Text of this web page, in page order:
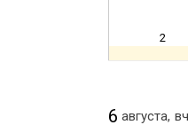
2
6 августа,